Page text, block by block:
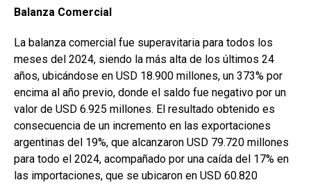
Balanza Comercial
La balanza comercial fue superavitaria para todos los
meses del 2024, siendo la más alta de los últimos 24
años, ubicándose en USD 18.900 millones, un 373% por
encima al año previo, donde el saldo fue negativo por un
valor de USD 6.925 millones. El resultado obtenido es
consecuencia de un incremento en las exportaciones
argentinas del 19%, que alcanzaron USD 79.720 millones
para todo el 2024, acompañado por una caída del 17% en
las importaciones, que se ubicaron en USD 60.820